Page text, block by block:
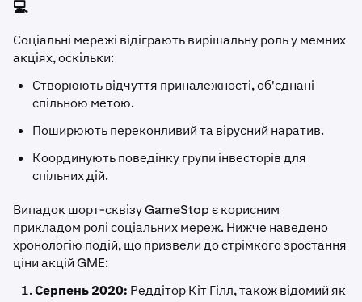
💻
Соціальні мережі відіграють вирішальну роль у мемних
акціях, оскільки:
Створюють відчуття приналежності, об'єднані
спільною метою.
Поширюють переконливий та вірусний наратив.
Координують поведінку групи інвесторів для
спільних дій.
Випадок шорт-сквізу GameStop є корисним
прикладом ролі соціальних мереж. Нижче наведено
хронологію подій, що призвели до стрімкого зростання
ціни акцій GME:
Серпень 2020: Реддітор Кіт Гілл, також відомий як